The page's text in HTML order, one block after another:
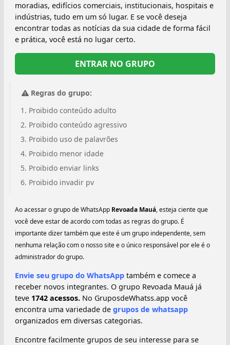
moradias, edifícios comerciais, institucionais, hospitais e
indústrias, tudo em um só lugar. E se você deseja
encontrar todas as notícias da sua cidade de forma fácil
e prática, você está no lugar certo.
ENTRAR NO GRUPO
Regras do grupo:
Proibido conteúdo adulto
Proibido conteúdo agressivo
Proibido uso de palavrões
Proibido menor idade
Proibido enviar links
Proibido invadir pv
Ao acessar o grupo de WhatsApp Revoada Mauá, esteja ciente que
você deve estar de acordo com todas as regras do grupo. É
importante dizer também que este é um grupo independente, sem
nenhuma relação com o nosso site e o único responsável por ele é o
administrador do grupo.
Envie seu grupo do WhatsApp também e comece a
receber novos integrantes. O grupo Revoada Mauá já
teve 1742 acessos. No GruposdeWhatss.app você
encontra uma variedade de grupos de whatsapp
organizados em diversas categorias.
Encontre facilmente grupos de seu interesse para se